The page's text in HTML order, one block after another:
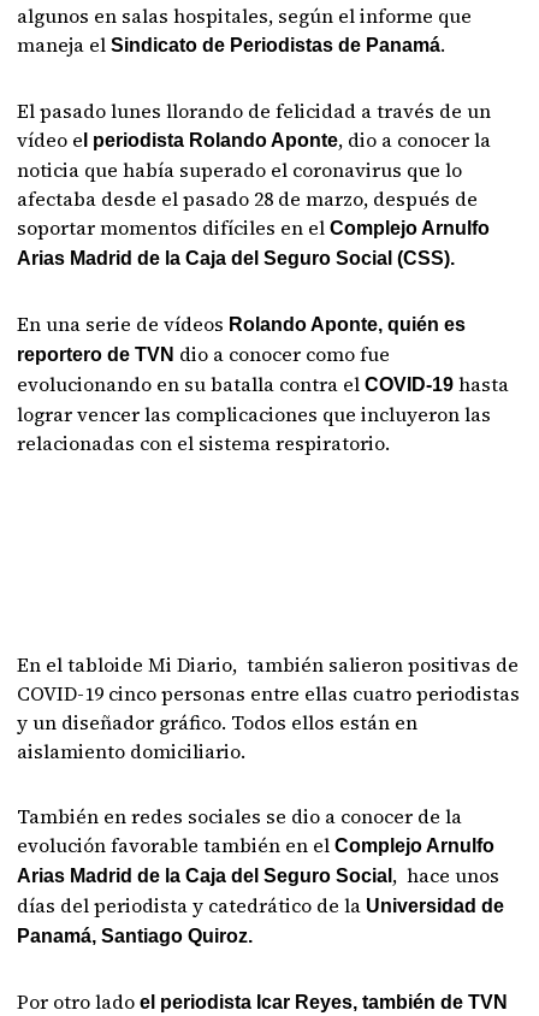
algunos en salas hospitales, según el informe que
maneja elSindicato de Periodistas de Panamá.
El pasado lunes llorando de felicidad a través de un
vídeo e l periodista Rolando Aponte, dio a conocer la
noticia que había superado el coronavirus que lo
afectaba desde el pasado 28 de marzo, después de
soportar momentos difíciles en el Complejo Arnulfo
Arias Madrid de la Caja del Seguro Social (CSS).
En una serie de vídeos Rolando Aponte, quién es
reportero de TVN dio a conocer como fue
evolucionando en su batalla contra elCOVID-19 hasta
lograr vencer las complicaciones que incluyeron las
relacionadas con el sistema respiratorio.
En el tabloide Mi Diario, también salieron positivas de
COVID-19 cinco personas entre ellas cuatro periodistas
y un diseñador gráfico. Todos ellos están en
aislamiento domiciliario.
También en redes sociales se dio a conocer de la
evolución favorable también en el Complejo Arnulfo
Arias Madrid de la Caja del Seguro Social , hace unos
días del periodista y catedrático de la Universidad de
Panamá, Santiago Quiroz.
Por otro ladoel periodista Icar Reyes, también de TVN